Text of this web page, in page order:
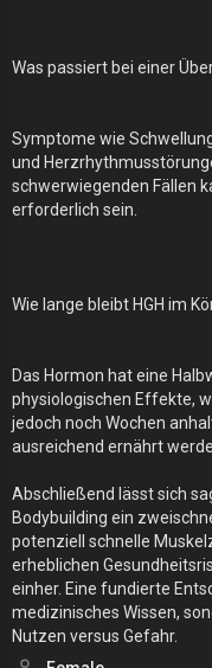
Was passiert bei einer
Symptome wie
und
schwerwiegenden Fällen
erforderlich sein.
Wie lange bleibt HGH im
Das Hormon hat eine
physiologischen Effekte,
jedoch noch Wochen
ausreichend ernährt
Abschließend lässt sich
Bodybuilding ein
potenziell schnelle
erheblichen
einher. Eine fundierte
medizinisches Wissen,
Nutzen versus Gefahr.